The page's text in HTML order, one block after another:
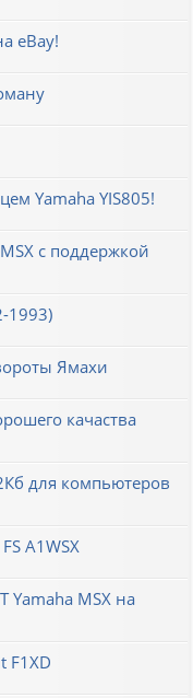
eBay!
Yamaha YIS805!
с поддержкой
1993)
Ямахи
качаства
для компьютеров
A1WSX
Yamaha MSX на
F1XD